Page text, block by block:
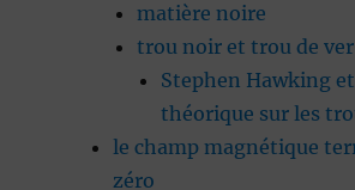
matière noire
trou noir et trou de
Stephen Hawking
théorique sur les
le champ magnétique
zéro